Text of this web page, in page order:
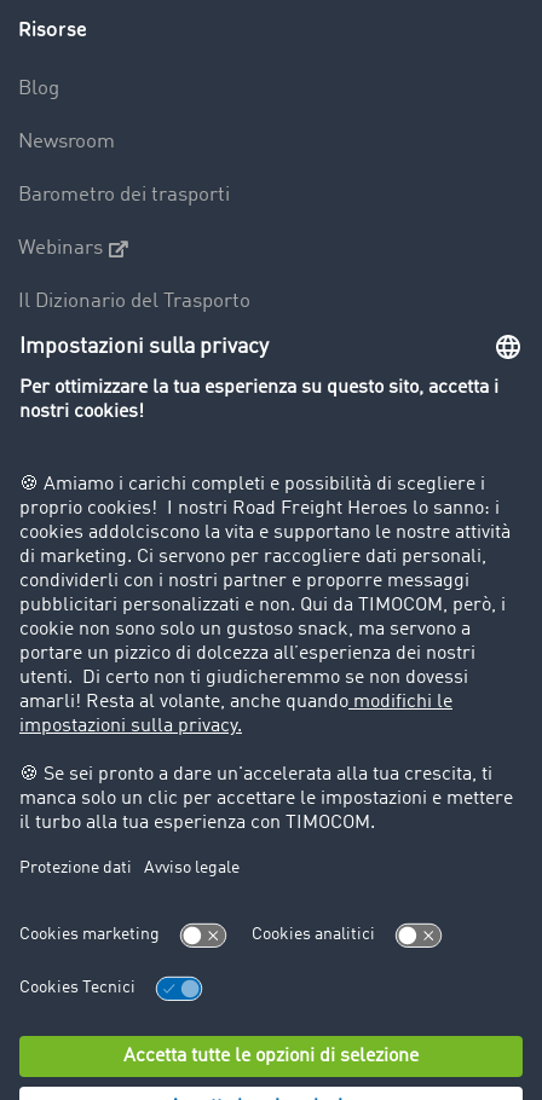
Risorse
Blog
Newsroom
Barometro dei trasporti
Webinars
Il Dizionario del Trasporto
Panoramica della borsa di carichi
Divieti di circolazione per mezzi pesanti
Azienda
Porta un nuovo cliente
Storie di successo
Informazioni legali
Note legali
Trattamento dei dati
Cookie-Einstellungen
Assistenza